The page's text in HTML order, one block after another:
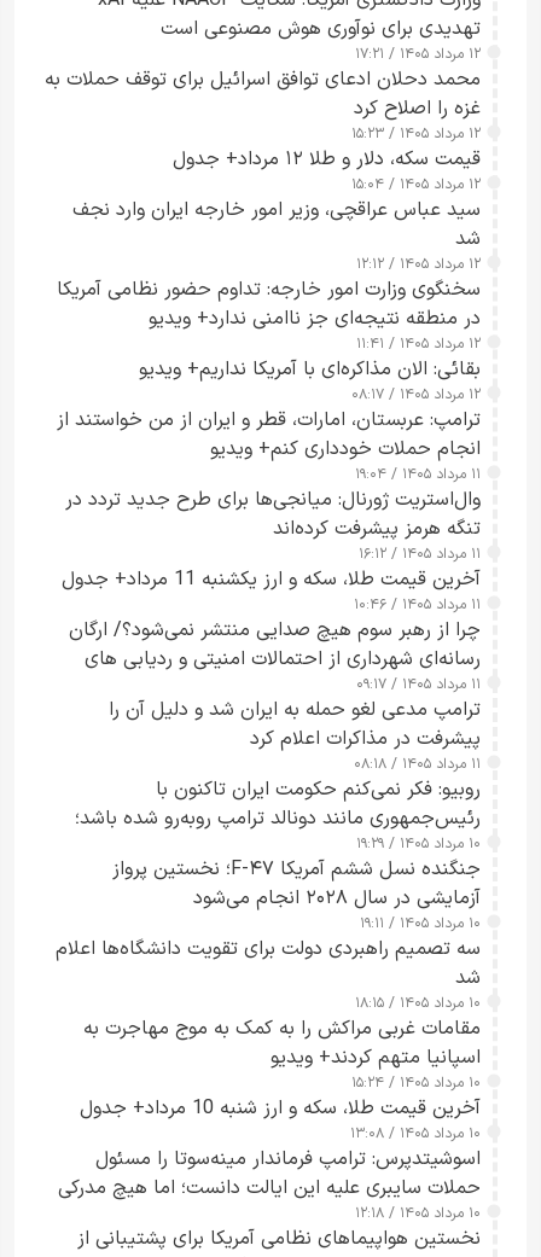
تهدیدی برای نوآوری هوش مصنوعی است
۱۲ مرداد ۱۴۰۵ / ۱۷:۲۱
محمد دحلان ادعای توافق اسرائیل برای توقف حملات به
غزه را اصلاح کرد
۱۲ مرداد ۱۴۰۵ / ۱۵:۲۳
قیمت سکه، دلار و طلا ۱۲ مرداد+ جدول
۱۲ مرداد ۱۴۰۵ / ۱۵:۰۴
سید عباس عراقچی، وزیر امور خارجه ایران وارد نجف
شد
۱۲ مرداد ۱۴۰۵ / ۱۲:۱۲
سخنگوی وزارت امور خارجه: تداوم حضور نظامی آمریکا
در منطقه نتیجه‌ای جز ناامنی ندارد+ ویدیو
۱۲ مرداد ۱۴۰۵ / ۱۱:۴۱
بقائی: الان مذاکره‌ای با آمریکا نداریم+ ویدیو
۱۲ مرداد ۱۴۰۵ / ۰۸:۱۷
ترامپ: عربستان، امارات، قطر و ایران از من خواستند از
انجام حملات خودداری کنم+ ویدیو
۱۱ مرداد ۱۴۰۵ / ۱۹:۰۴
وال‌استریت ژورنال: میانجی‌ها برای طرح جدید تردد در
تنگه هرمز پیشرفت کرده‌اند
۱۱ مرداد ۱۴۰۵ / ۱۶:۱۲
آخرین قیمت طلا، سکه و ارز یکشنبه 11 مرداد+ جدول
۱۱ مرداد ۱۴۰۵ / ۱۰:۴۶
چرا از رهبر سوم هیچ صدایی منتشر نمی‌شود؟/ ارگان
رسانه‌ای شهرداری از احتمالات امنیتی و ردیابی های
جاسوسی گفت
۱۱ مرداد ۱۴۰۵ / ۰۹:۱۷
ترامپ مدعی لغو حمله به ایران شد و دلیل آن را
پیشرفت در مذاکرات اعلام کرد
۱۱ مرداد ۱۴۰۵ / ۰۸:۱۸
روبیو: فکر نمی‌کنم حکومت ایران تاکنون با
رئیس‌جمهوری مانند دونالد ترامپ روبه‌رو شده باشد؛
کسی که واقعاً دست به اقدام می‌زند
۱۰ مرداد ۱۴۰۵ / ۱۹:۲۹
جنگنده نسل ششم آمریکا F-۴۷؛ نخستین پرواز
آزمایشی در سال ۲۰۲۸ انجام می‌شود
۱۰ مرداد ۱۴۰۵ / ۱۹:۱۱
سه تصمیم راهبردی دولت برای تقویت دانشگاه‌ها اعلام
شد
۱۰ مرداد ۱۴۰۵ / ۱۸:۱۵
مقامات غربی مراکش را به کمک به موج مهاجرت به
اسپانیا متهم کردند+ ویدیو
۱۰ مرداد ۱۴۰۵ / ۱۵:۲۴
آخرین قیمت طلا، سکه و ارز شنبه 10 مرداد+ جدول
۱۰ مرداد ۱۴۰۵ / ۱۳:۰۸
اسوشیتدپرس: ترامپ فرماندار مینه‌سوتا را مسئول
حملات سایبری علیه این ایالت دانست؛ اما هیچ مدرکی
ارائه نکرد
۱۰ مرداد ۱۴۰۵ / ۱۲:۱۸
نخستین هواپیماهای نظامی آمریکا برای پشتیبانی از